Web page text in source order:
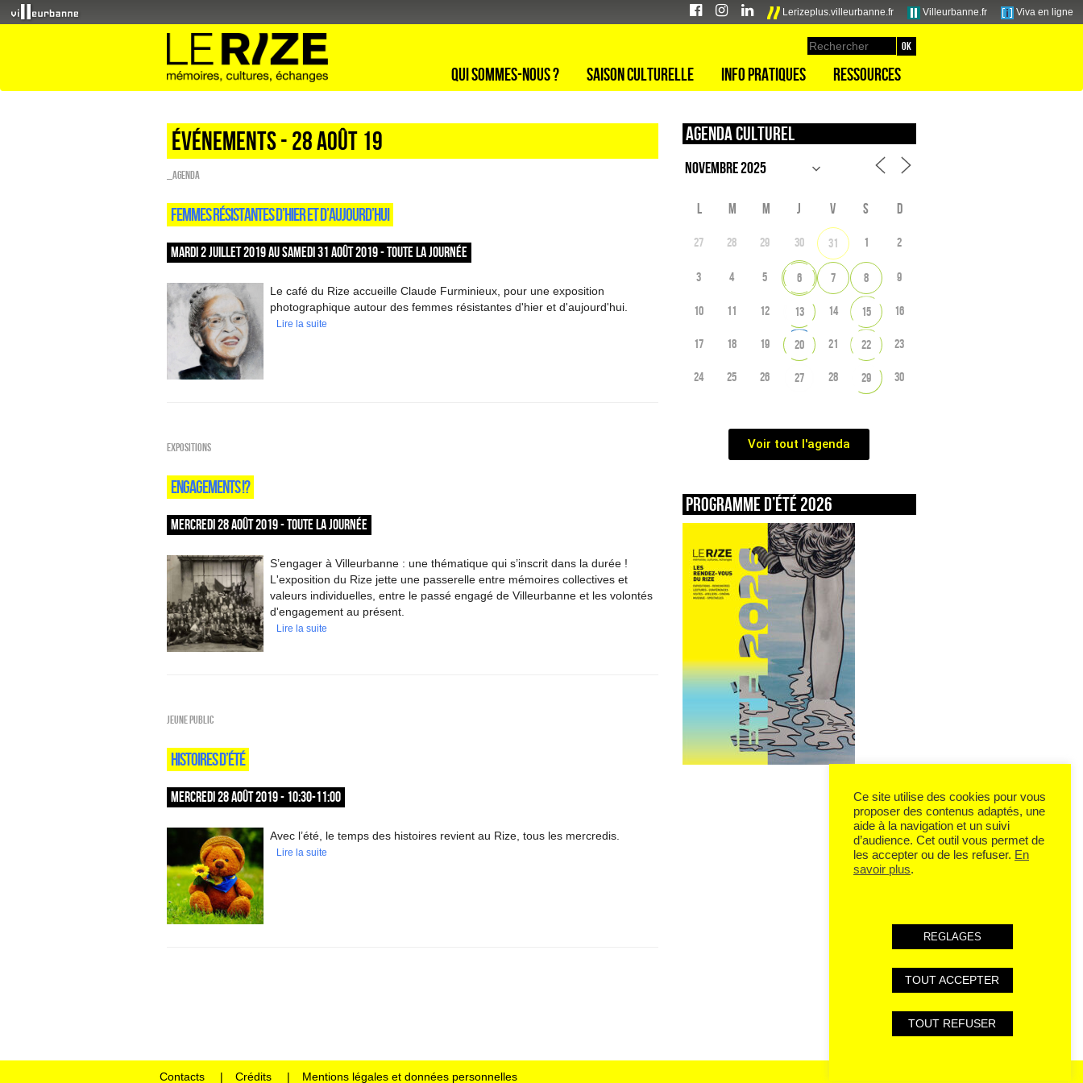
Lerizeplus.villeurbanne.fr Villeurbanne.fr Viva en ligne
Qui sommes-nous ? Saison culturelle Info pratiques Ressources
Événements - 28 Août 19
_Agenda
FEMMES RÉSISTANTES D’HIER ET D’AUJOURD’HUI
MARDI 2 JUILLET 2019 AU SAMEDI 31 AOÛT 2019 - TOUTE LA JOURNÉE
Le café du Rize accueille Claude Furminieux, pour une exposition
photographique autour des femmes résistantes d'hier et d'aujourd'hui.
Lire la suite
EXPOSITIONS
ENGAGEMENTS !?
MERCREDI 28 AOÛT 2019 - TOUTE LA JOURNÉE
S’engager à Villeurbanne : une thématique qui s’inscrit dans la durée !
L'exposition du Rize jette une passerelle entre mémoires collectives et
valeurs individuelles, entre le passé engagé de Villeurbanne et les volontés
d'engagement au présent.
Lire la suite
Jeune public
HISTOIRES D’ÉTÉ
MERCREDI 28 AOÛT 2019 - 10:30-11:00
Avec l’été, le temps des histoires revient au Rize, tous les mercredis.
Lire la suite
Agenda culturel
L M M J V S D
27 28 29 30 31 1 2
3 4 5 6 7 8 9
10 11 12 13 14 15 16
17 18 19 20 21 22 23
24 25 26 27 28 29 30
Voir tout l'agenda
Programme d’été 2026
Contacts Crédits Mentions légales et données personnelles
Ce site utilise des cookies pour vous
proposer des contenus adaptés, une
aide à la navigation et un suivi
d’audience. Cet outil vous permet de
les accepter ou de les refuser. En
savoir plus.
REGLAGES
TOUT ACCEPTER
TOUT REFUSER